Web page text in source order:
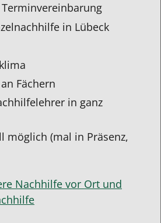
in Lübeck
Fächern
in ganz
möglich (mal in Präsenz,
Nachhilfe vor Ort und